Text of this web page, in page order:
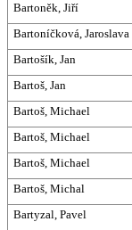
Bartoněk, Jiří
Bartoníčková, Jaroslava
Bartošík, Jan
Bartoš, Jan
Bartoš, Michael
Bartoš, Michael
Bartoš, Michael
Bartoš, Michal
Bartyzal, Pavel